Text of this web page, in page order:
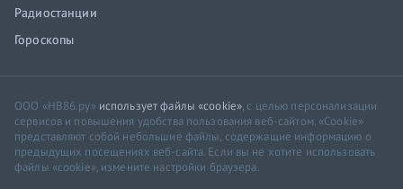
Радиостанции
Гороскопы
ООО «НВ86.ру» использует файлы «cookie», с целью персонализации
сервисов и повышения удобства пользования веб-сайтом. «Cookie»
представляют собой небольшие файлы, содержащие информацию о
предыдущих посещениях веб-сайта. Если вы не хотите использовать
файлы «cookie», измените настройки браузера.